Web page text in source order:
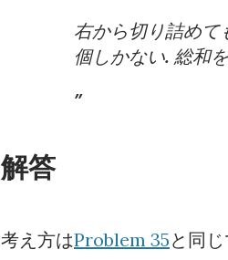
右から切り詰めて
個しかない. 総和
解答
考え方はProblem 35と同